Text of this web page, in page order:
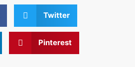
Twitter
Pinterest